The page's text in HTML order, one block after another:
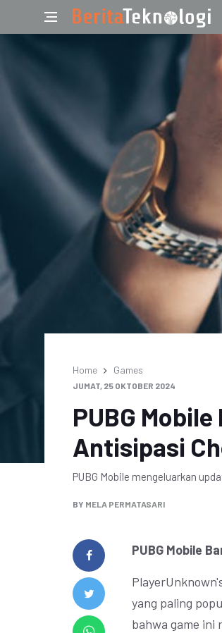
Home Games
JUMAT, 25 OKTOBER 2024
PUBG
Antisipasi
PUBG Mobile mengeluarkan
BY MELA PERMATASARI
PUBG Mobile
yang paling
bahwa game ini